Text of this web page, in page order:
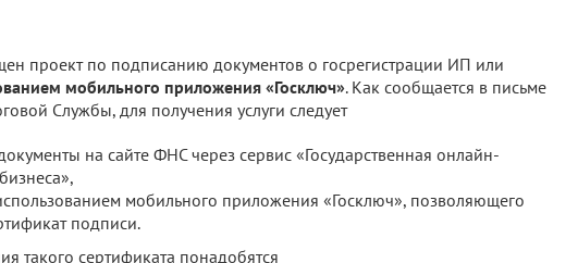
проект по подписанию документов о госрегистрации ИП или
мобильного приложения «Госключ». Как сообщается в письме
Службы, для получения услуги следует
на сайте ФНС через сервис «Государственная онлайн-
мобильного приложения «Госключ», позволяющего
подписи.
такого сертификата понадобятся